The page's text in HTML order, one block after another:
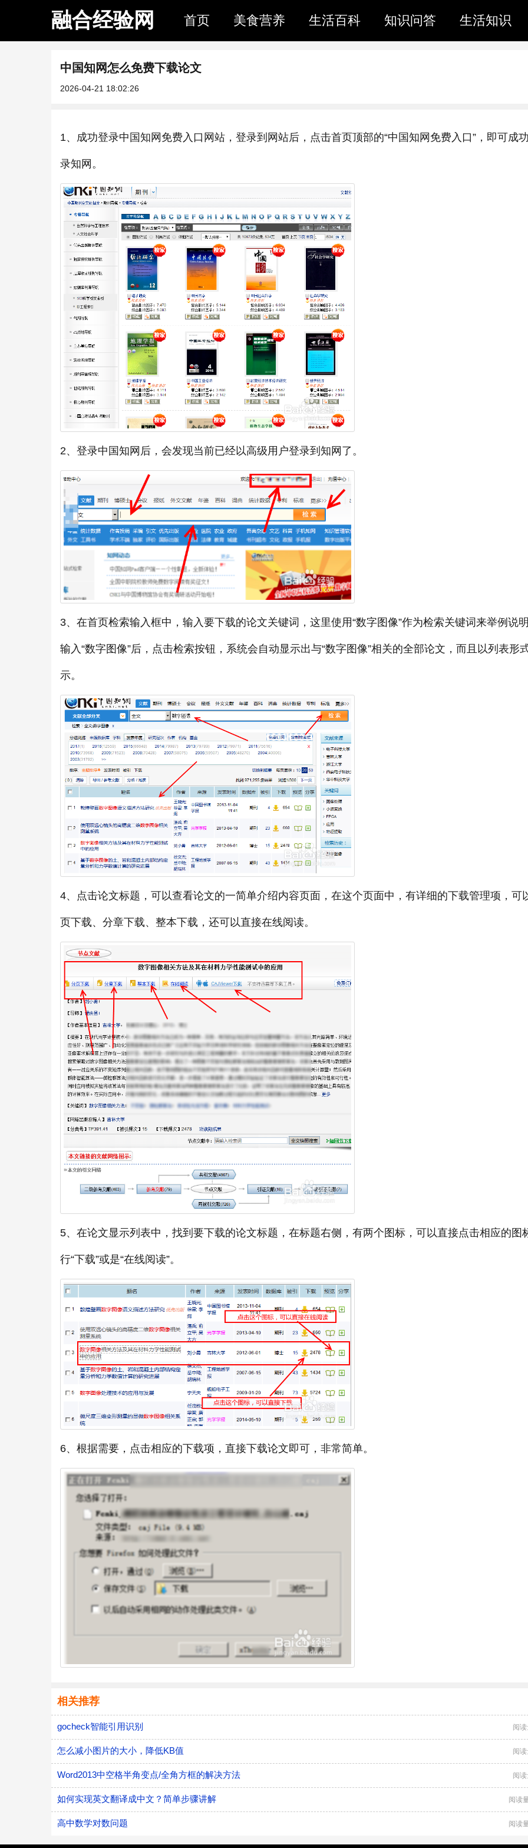
融合经验网 首页 美食营养 生活百科 知识问答 生活知识
中国知网怎么免费下载论文
2026-04-21 18:02:26
1、成功登录中国知网免费入口网站，登录到网站后，点击首页顶部的“中国知网免费入口”，即可成
录知网。
2、登录中国知网后，会发现当前已经以高级用户登录到知网了。
3、在首页检索输入框中，输入要下载的论文关键词，这里使用“数字图像”作为检索关键词来举例说
输入“数字图像”后，点击检索按钮，系统会自动显示出与“数字图像”相关的全部论文，而且以列表形
示。
4、点击论文标题，可以查看论文的一简单介绍内容页面，在这个页面中，有详细的下载管理项，可
页下载、分章下载、整本下载，还可以直接在线阅读。
5、在论文显示列表中，找到要下载的论文标题，在标题右侧，有两个图标，可以直接点击相应的图
行“下载”或是“在线阅读”。
6、根据需要，点击相应的下载项，直接下载论文即可，非常简单。
相关推荐
gocheck智能引用识别 阅
怎么减小图片的大小，降低KB值 阅
Word2013中空格半角变点/全角方框的解决方法 阅
如何实现英文翻译成中文？简单步骤讲解 阅读
高中数学对数问题 阅读